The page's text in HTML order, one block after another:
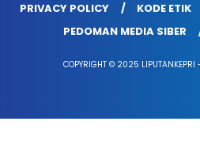
PRIVACY POLICY
KODE ETIK
PEDOMAN MEDIA SIBER
COPYRIGHT © 2025 LIPUTANKEPRI